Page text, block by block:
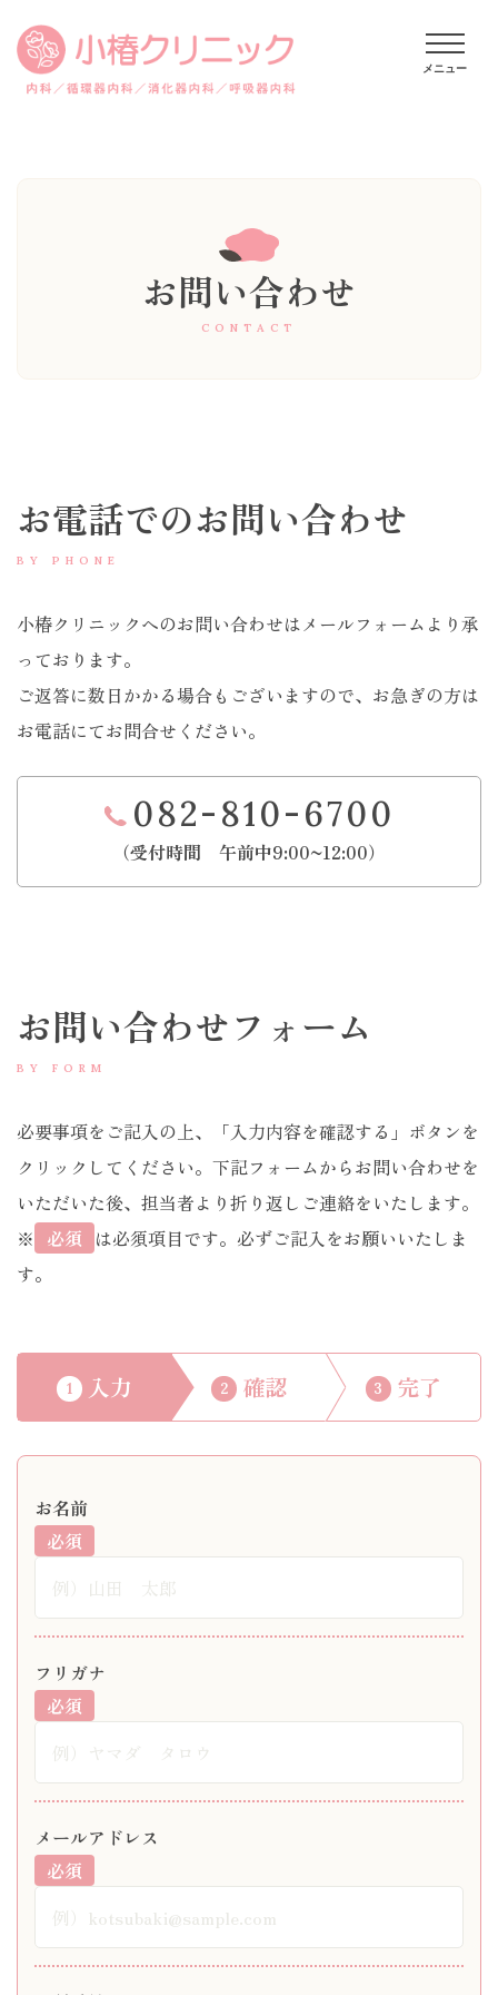
お問い合わせ
CONTACT
お電話でのお問い合わせ
BY PHONE
小椿クリニックへのお問い合わせはメールフォームより承
っております。
ご返答に数日かかる場合もございますので、お急ぎの方は
お電話にてお問合せください。
082-810-6700
（受付時間 午前中9:00~12:00）
お問い合わせフォーム
BY FORM
必要事項をご記入の上、「入力内容を確認する」ボタンを
クリックしてください。下記フォームからお問い合わせを
いただいた後、担当者より折り返しご連絡をいたします。
※ 必須 は必須項目です。必ずご記入をお願いいたしま
す。
1 入力 2 確認 3 完了
お名前
必須
フリガナ
必須
メールアドレス
必須